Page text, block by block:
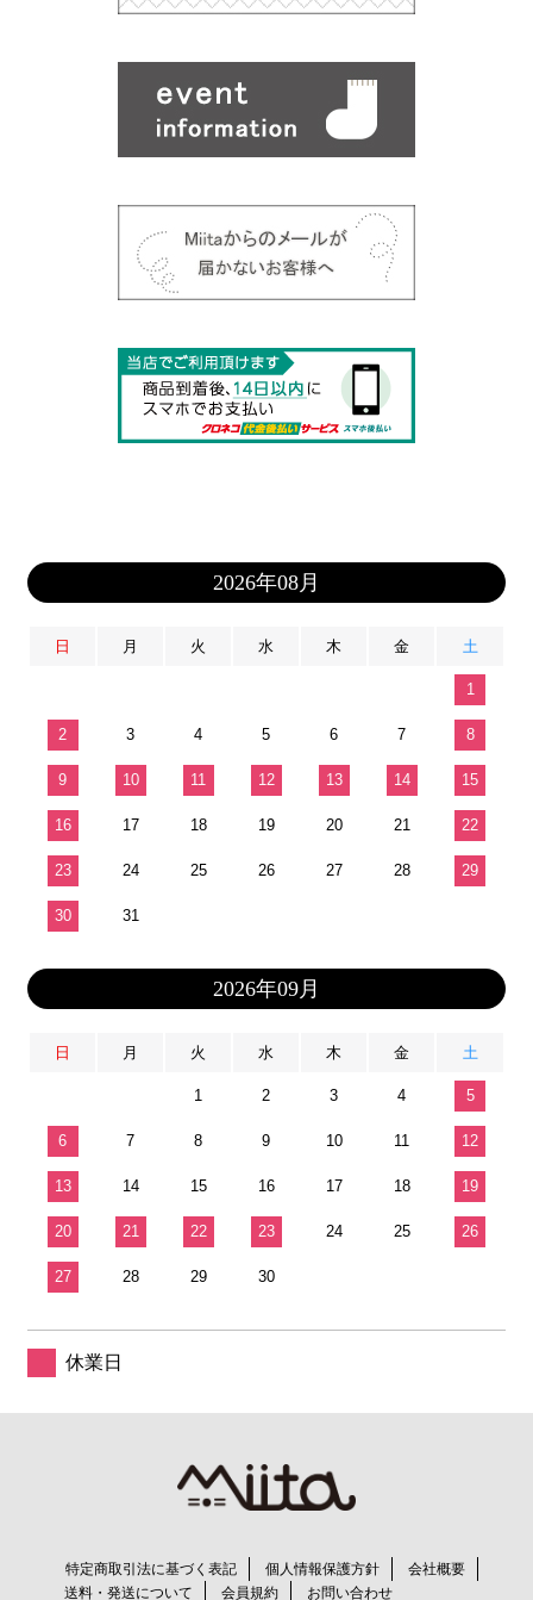
2026年08月
日 月 火 水 木 金 土
1
2 3 4 5 6 7 8
9 10 11 12 13 14 15
16 17 18 19 20 21 22
23 24 25 26 27 28 29
30 31
2026年09月
日 月 火 水 木 金 土
1 2 3 4 5
6 7 8 9 10 11 12
13 14 15 16 17 18 19
20 21 22 23 24 25 26
27 28 29 30
休業日
特定商取引法に基づく表記 個人情報保護方針
会社概要
送料・発送について
会員規約 お問い合わせ